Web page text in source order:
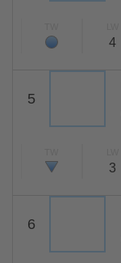
4
5
3
6